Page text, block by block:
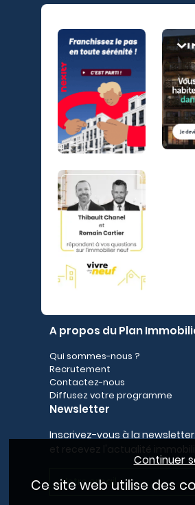
A propos du Plan
Qui sommes-nous ?
Recrutement
Contactez-nous
Diffusez votre programme
Newsletter
Inscrivez-vous à la newsletter,
Continuer
Ce site web utilise des